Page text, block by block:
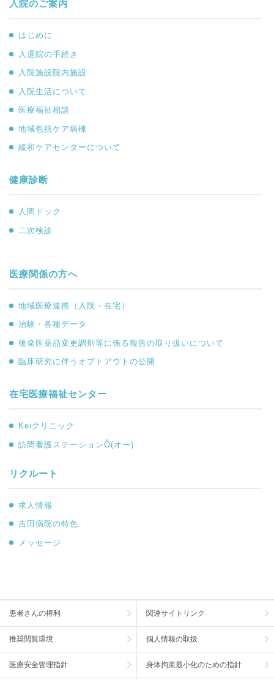
入院のご案内
はじめに
入退院の手続き
入院施設院内施設
入院生活について
医療福祉相談
地域包括ケア病棟
緩和ケアセンターについて
健康診断
人間ドック
二次検診
医療関係の方へ
地域医療連携（入院・在宅）
治験・各種データ
後発医薬品変更調剤等に係る報告の取り扱いについて
臨床研究に伴うオプトアウトの公開
在宅医療福祉センター
Keiクリニック
訪問看護ステーションÔ(オー)
リクルート
求人情報
吉田病院の特色
メッセージ
患者さんの権利 関連サイトリンク
推奨閲覧環境 個人情報の取扱
医療安全管理指針 身体拘束最小化のための指針